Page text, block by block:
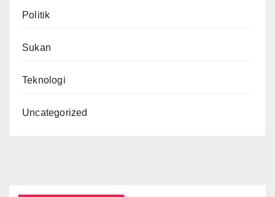
Politik
Sukan
Teknologi
Uncategorized